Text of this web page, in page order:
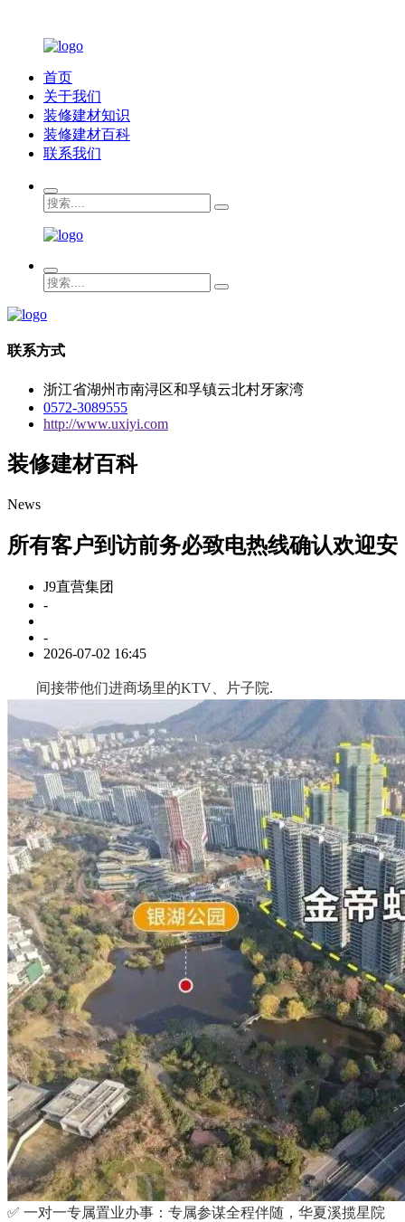
首页
关于我们
装修建材知识
装修建材百科
联系我们
联系方式
浙江省湖州市南浔区和孚镇云北村牙家湾
0572-3089555
http://www.uxiyi.com
装修建材百科
News
所有客户到访前务必致电热线确认欢迎安
J9直营集团
-
-
2026-07-02 16:45
间接带他们进商场里的KTV、片子院.
✅ 一对一专属置业办事：专属参谋全程伴随，华夏溪揽星院